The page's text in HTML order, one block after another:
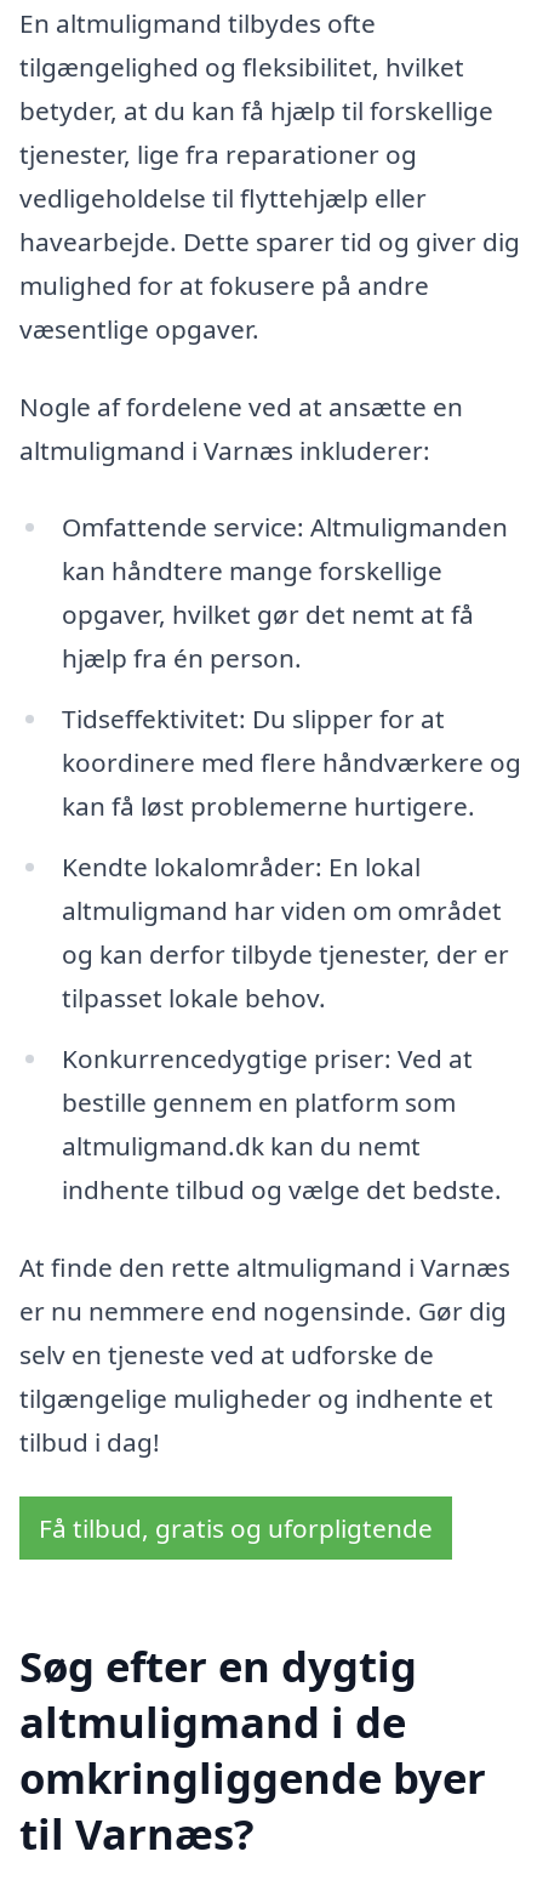
En altmuligmand tilbydes ofte
tilgængelighed og fleksibilitet, hvilket
betyder, at du kan få hjælp til forskellige
tjenester, lige fra reparationer og
vedligeholdelse til flyttehjælp eller
havearbejde. Dette sparer tid og giver dig
mulighed for at fokusere på andre
væsentlige opgaver.
Nogle af fordelene ved at ansætte en
altmuligmand i Varnæs inkluderer:
Omfattende service: Altmuligmanden
kan håndtere mange forskellige
opgaver, hvilket gør det nemt at få
hjælp fra én person.
Tidseffektivitet: Du slipper for at
koordinere med flere håndværkere og
kan få løst problemerne hurtigere.
Kendte lokalområder: En lokal
altmuligmand har viden om området
og kan derfor tilbyde tjenester, der er
tilpasset lokale behov.
Konkurrencedygtige priser: Ved at
bestille gennem en platform som
altmuligmand.dk kan du nemt
indhente tilbud og vælge det bedste.
At finde den rette altmuligmand i Varnæs
er nu nemmere end nogensinde. Gør dig
selv en tjeneste ved at udforske de
tilgængelige muligheder og indhente et
tilbud i dag!
Få tilbud, gratis og uforpligtende
Søg efter en dygtig
altmuligmand i de
omkringliggende byer
til Varnæs?